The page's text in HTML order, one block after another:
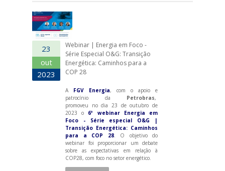
23
out
2023
Webinar | Energia em Foco -
Série Especial O&G: Transição
Energética: Caminhos para a
COP 28
A FGV Energia, com o apoio e
patrocínio da Petrobras,
promoveu no dia 23 de outubro de
2023 o 6º webinar Energia em
Foco - Série especial O&G |
Transição Energética: Caminhos
para a COP 28. O objetivo do
webinar foi proporcionar um debate
sobre as expectativas em relação à
COP28, com foco no setor energético.